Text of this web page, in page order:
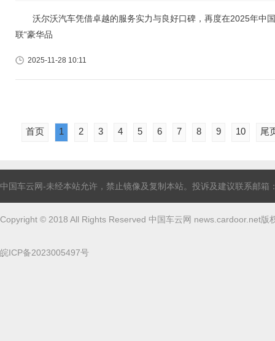
沃尔沃汽车凭借卓越的服务实力与良好口碑，再度在2025年中
联“豪华品
2025-11-28 10:11
首页 1 2 3 4 5 6 7 8 9 10 尾
中国车云网-未经本站允许，禁止镜像及复制本站。投诉及建议联系邮箱
Copyright © 2018 All Rights Reserved 中国车云网 news.cardoor.net版
皖ICP备2023005497号